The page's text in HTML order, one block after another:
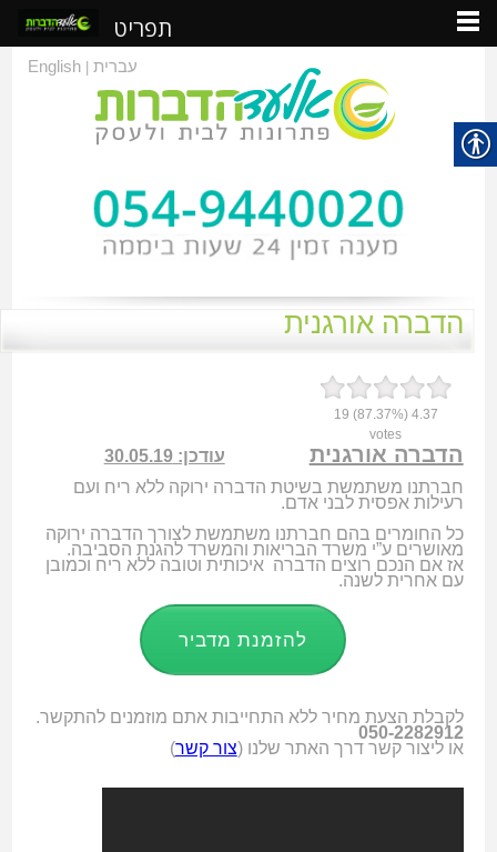
עברית|
English
הדברה אורגנית
4.37
(87.37%)
19
votes
הדברה אורגנית
עודכן: 30.05.19
חברתנו משתמשת בשיטת הדברה ירוקה ללא ריח ועם
רעילות אפסית לבני אדם.
כל החומרים בהם חברתנו משתמשת לצורך הדברה ירוקה
מאושרים ע”י משרד הבריאות והמשרד להגנת הסביבה.
אז אם הנכם רוצים הדברה איכותית וטובה ללא ריח וכמובן
עם אחרית לשנה.
להזמנת מדביר
לקבלת הצעת מחיר ללא התחייבות אתם מוזמנים להתקשר.
050-2282912
או ליצור קשר דרך האתר שלנו (צור קשר)
תפריט